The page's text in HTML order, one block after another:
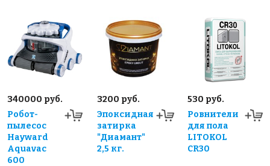
340000 руб.
Робот-
пылесос
Hayward
Aquavac
600
3200 руб.
Эпоксидная
затирка
"Диамант"
2,5 кг.
530 руб.
Ровнители
для пола
LITOKOL
CR30